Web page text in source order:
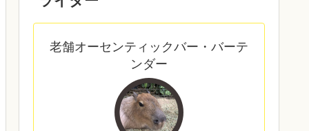
老舗オーセンティックバー・バーテ
ンダー